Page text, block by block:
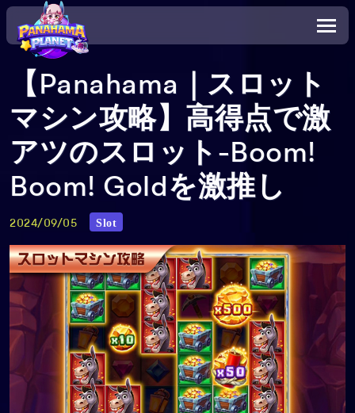
【Panahama｜スロット
マシン攻略】高得点で激
アツのスロット-Boom!
Boom! Goldを激推し
2024/09/05 Slot